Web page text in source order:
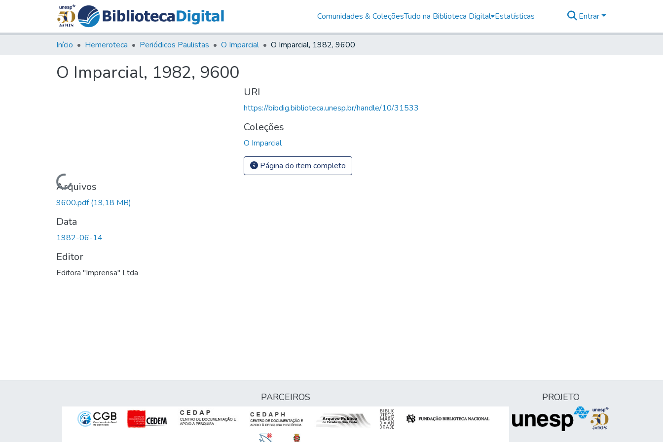
Comunidades & ColeçõesTudo na Biblioteca Digital Estatísticas Entrar
Início Hemeroteca Periódicos Paulistas O Imparcial O Imparcial, 1982, 9600
O Imparcial, 1982, 9600
Carregando...
Arquivos
9600.pdf(19,18 MB)
Data
1982-06-14
Editor
Editora "Imprensa" Ltda
URI
https://bibdig.biblioteca.unesp.br/handle/10/31533
Coleções
O Imparcial
Página do item completo
PARCEIROS PROJETO